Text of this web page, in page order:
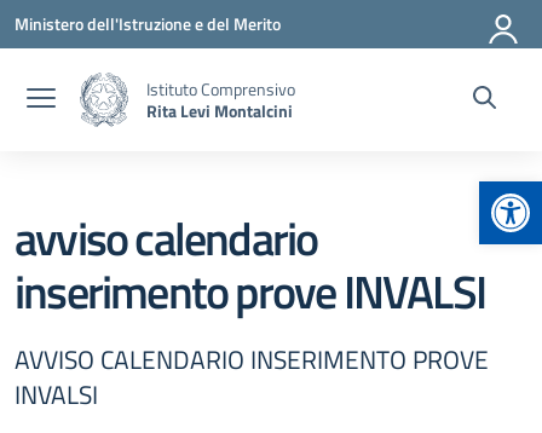
Vai ai contenuti
Vai al menu di navigazione
Vai al footer
Ministero dell'Istruzione e del Merito
Istituto Comprensivo
Rita Levi Montalcini
avviso calendario
inserimento prove INVALSI
AVVISO CALENDARIO INSERIMENTO PROVE
INVALSI